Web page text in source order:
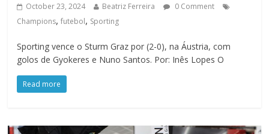
October 23, 2024 Beatriz Ferreira
0 Comment
Champions,futebol, Sporting
Sporting vence o Sturm Graz por (2-0), na Áustria, com
golos de Gyokeres e Nuno Santos. Por: Inês Lopes O
Read more